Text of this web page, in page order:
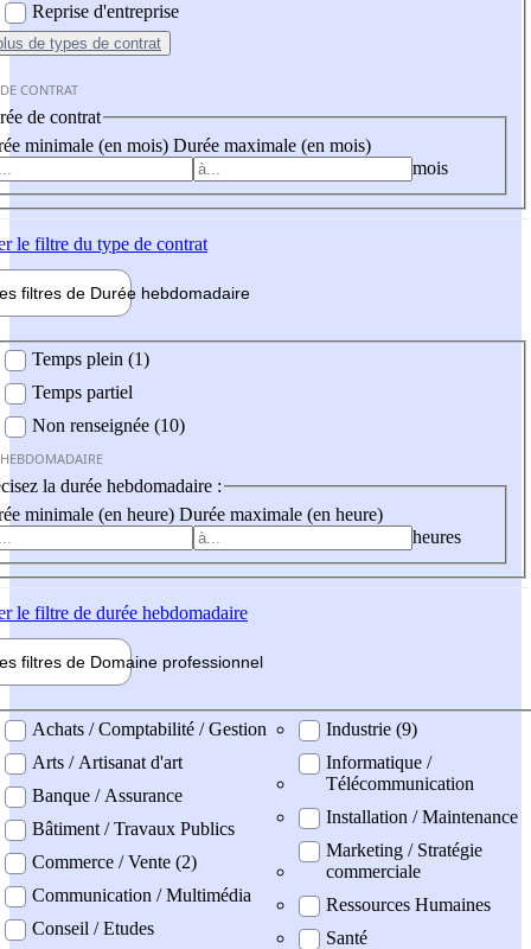
Reprise d'entreprise
de types de contrat
CONTRAT
de contrat
minimale (en mois) Durée maximale (en mois)
mois
le filtre du type de contrat
filtres de Durée hebdomadaire
Temps plein (1)
Temps partiel
Non renseignée (10)
la durée hebdomadaire :
minimale (en heure) Durée maximale (en heure)
heures
le filtre de durée hebdomadaire
filtres de Domaine professionnel
professionel
Achats / Comptabilité / Gestion
Arts / Artisanat d'art
Banque / Assurance
Bâtiment / Travaux Publics
Commerce / Vente (2)
Communication / Multimédia
Conseil / Etudes
Industrie (9)
Informatique /
Télécommunication
Installation / Maintenance
Marketing / Stratégie
commerciale
Ressources Humaines
Santé